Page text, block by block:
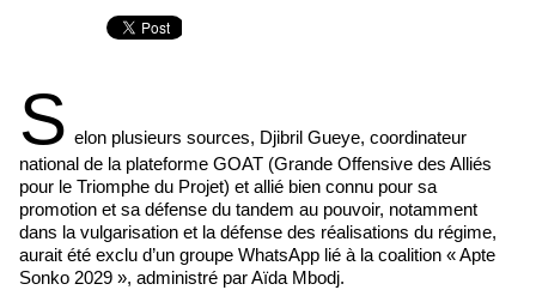
S elon plusieurs sources, Djibril Gueye, coordinateur
national de la plateforme GOAT (Grande Offensive des Alliés
pour le Triomphe du Projet) et allié bien connu pour sa
promotion et sa défense du tandem au pouvoir, notamment
dans la vulgarisation et la défense des réalisations du régime,
aurait été exclu d’un groupe WhatsApp lié à la coalition « Apte
Sonko 2029 », administré par Aïda Mbodj.